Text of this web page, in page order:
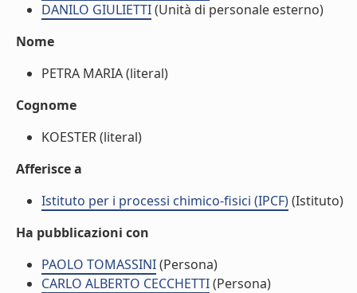
DANILO GIULIETTI(Unità di personale esterno)
Nome
PETRA MARIA (literal)
Cognome
KOESTER (literal)
Afferisce a
Istituto per i processi chimico-fisici (IPCF)(Istituto)
Ha pubblicazioni con
PAOLO TOMASSINI(Persona)
CARLO ALBERTO CECCHETTI(Persona)